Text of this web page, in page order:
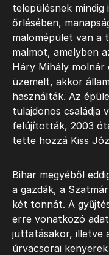
településnek
őrlésében,
malomépület van a
malmot, amelyben
Háry Mihály molnár
üzemelt, akkor
használták. Az
tulajdonos családja
felújították, 2003
tette hozzá Kiss
Bihar megyéből
a gazdák, a
két tonnát. A
erre vonatkozó
juttatásakor, illetve
úrvacsorai